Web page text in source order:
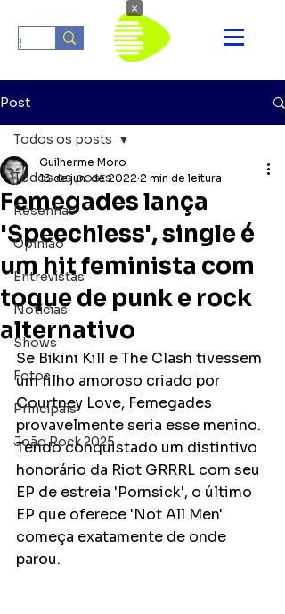
Post
Todos os posts
Resenhas
Opinião
Entrevistas
Notícias
Shows
Fotos
Principais
João Rock 2025
Todos os posts
Femegades lança
'Speechless', single é
um hit feminista com
toque de punk e rock
alternativo
Guilherme Moro
13 de jun. de 2022 2 min de leitura
Se Bikini Kill e The Clash tivessem
um filho amoroso criado por
Courtney Love, Femegades
provavelmente seria esse menino.
Tendo conquistado um distintivo
honorário da Riot GRRRL com seu
EP de estreia 'Pornsick', o último
EP que oferece 'Not All Men'
começa exatamente de onde
parou.
×